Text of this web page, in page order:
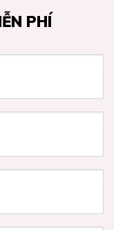
PHÍ